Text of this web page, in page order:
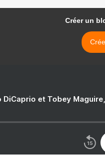
Créer un
DiCaprio et Tobey